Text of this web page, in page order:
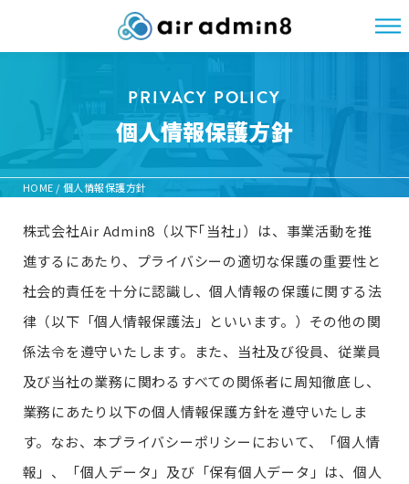
PRIVACY POLICY
個人情報保護方針
HOME / 個人情報保護方針
株式会社Air Admin8（以下｢当社｣）は、事業活動を推
進するにあたり、プライバシーの適切な保護の重要性と
社会的責任を十分に認識し、個人情報の保護に関する法
律（以下「個人情報保護法」といいます。）その他の関
係法令を遵守いたします。また、当社及び役員、従業員
及び当社の業務に関わるすべての関係者に周知徹底し、
業務にあたり以下の個人情報保護方針を遵守いたしま
す。なお、本プライバシーポリシーにおいて、「個人情
報」、「個人データ」及び「保有個人データ」は、個人